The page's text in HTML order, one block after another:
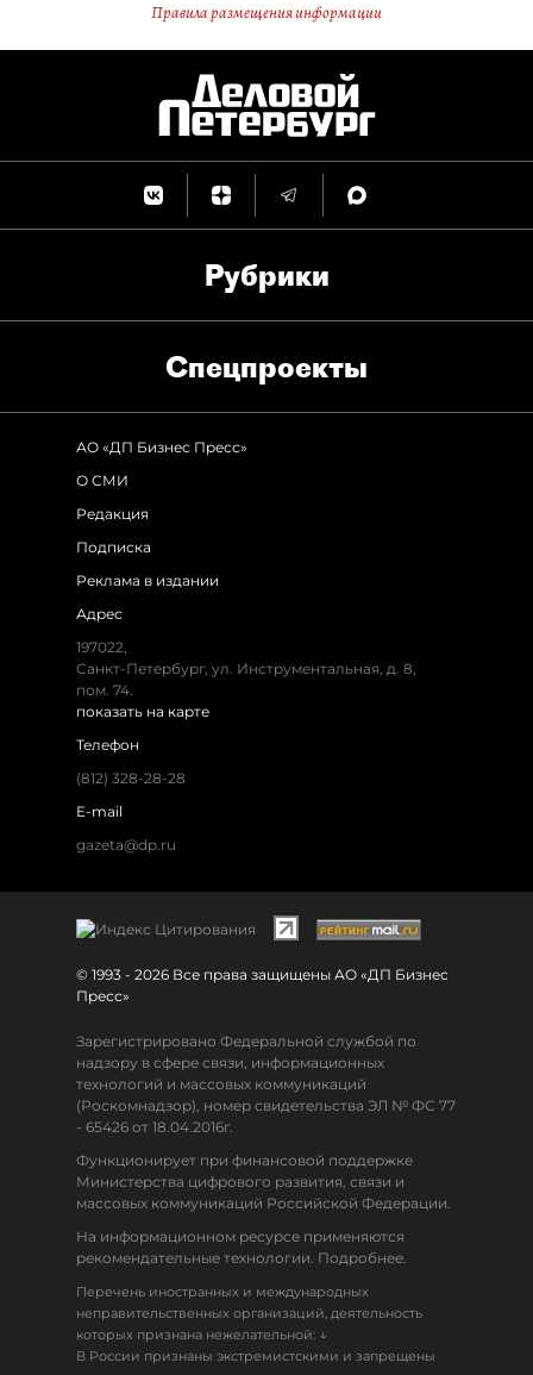
Правила размещения информации
Рубрики
Спец­проекты
АО «ДП Бизнес Пресс»
О СМИ
Редакция
Подписка
Реклама в издании
Адрес
197022,
Санкт-Петербург, ул. Инструментальная, д. 8,
пом. 74.
показать на карте
Телефон
(812) 328-28-28
E-mail
gazeta@dp.ru
© 1993 - 2026 Все права защищены АО «ДП Бизнес
Пресс»
Зарегистрировано Федеральной службой по
надзору в сфере связи, информационных
технологий и массовых коммуникаций
(Роскомнадзор), номер свидетельства ЭЛ № ФС 77
- 65426 от 18.04.2016г.
Функционирует при финансовой поддержке
Министерства цифрового развития, связи и
массовых коммуникаций Российской Федерации.
На информационном ресурсе применяются
рекомендательные технологии. Подробнее.
Перечень иностранных и международных
неправительственных организаций, деятельность
которых признана нежелательной: ↓
В России признаны экстремистскими и запрещены